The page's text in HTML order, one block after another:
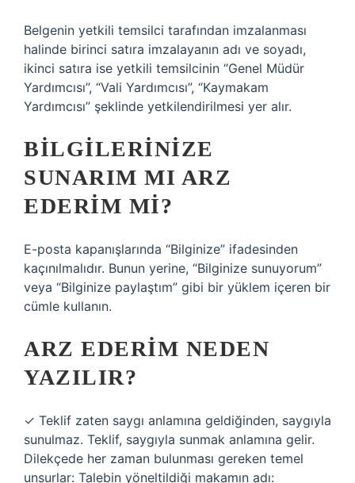
Belgenin yetkili temsilci tarafından imzalanması
halinde birinci satıra imzalayanın adı ve soyadı,
ikinci satıra ise yetkili temsilcinin “Genel Müdür
Yardımcısı”, “Vali Yardımcısı”, ​​“Kaymakam
Yardımcısı” şeklinde yetkilendirilmesi yer alır.
BILGILERINIZE
SUNARIM MI ARZ
EDERIM MI?
E-posta kapanışlarında “Bilginize” ifadesinden
kaçınılmalıdır. Bunun yerine, “Bilginize sunuyorum”
veya “Bilginize paylaştım” gibi bir yüklem içeren bir
cümle kullanın.
ARZ EDERIM NEDEN
YAZILIR?
✓ Teklif zaten saygı anlamına geldiğinden, saygıyla
sunulmaz. Teklif, saygıyla sunmak anlamına gelir.
Dilekçede her zaman bulunması gereken temel
unsurlar: Talebin yöneltildiği makamın adı: